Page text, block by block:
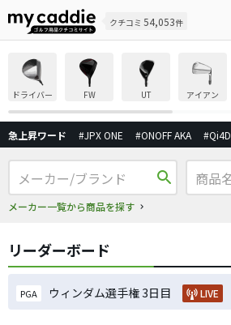
クチコミ 54,053件
ドライバー FW UT アイアン
急上昇ワード #JPX ONE #ONOFF AKA #Qi4D
search
メーカー一覧から商品を探す
リーダーボード
PGA ウィンダム選手権 3日目 LIVE